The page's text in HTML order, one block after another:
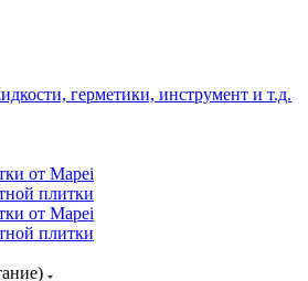
герметики, инструмент и т.д.
от Mapei
плитки
от Mapei
плитки